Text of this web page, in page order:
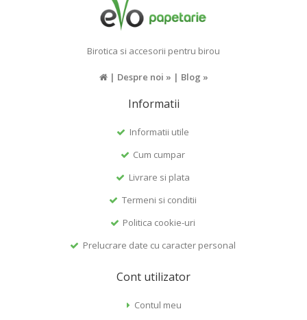
Birotica si accesorii pentru birou
| Despre noi » | Blog »
Informatii
Informatii utile
Cum cumpar
Livrare si plata
Termeni si conditii
Politica cookie-uri
Prelucrare date cu caracter personal
Cont utilizator
Contul meu